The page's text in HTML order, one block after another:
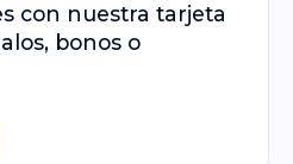
con nuestra tarjeta
bonos o